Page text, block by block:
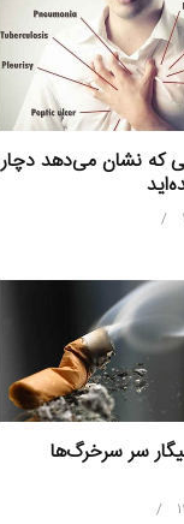
که نشان می‌دهد دچار
سر سرخرگ‌ها